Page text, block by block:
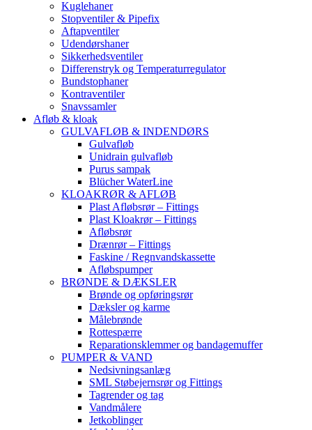
Kuglehaner
Stopventiler & Pipefix
Aftapventiler
Udendørshaner
Sikkerhedsventiler
Differenstryk og Temperaturregulator
Bundstophaner
Kontraventiler
Snavssamler
Afløb & kloak
GULVAFLØB & INDENDØRS
Gulvafløb
Unidrain gulvafløb
Purus sampak
Blücher WaterLine
KLOAKRØR & AFLØB
Plast Afløbsrør – Fittings
Plast Kloakrør – Fittings
Afløbsrør
Drænrør – Fittings
Faskine / Regnvandskassette
Afløbspumper
BRØNDE & DÆKSLER
Brønde og opføringsrør
Dæksler og karme
Målebrønde
Rottespærre
Reparationsklemmer og bandagemuffer
PUMPER & VAND
Nedsivningsanlæg
SML Støbejernsrør og Fittings
Tagrender og tag
Vandmålere
Jetkoblinger